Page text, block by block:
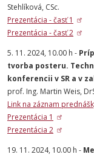
Stehlíková, CSc.
Prezentácia - časť 1
Prezentácia - časť 2
5. 11. 2024, 10.00 h -
tvorba posteru.
konferencii v SR a v
prof. Ing. Martin Weis,
Link na záznam
Prezentácia 1
Prezentácia 2
19. 11. 2024, 10.00 h -